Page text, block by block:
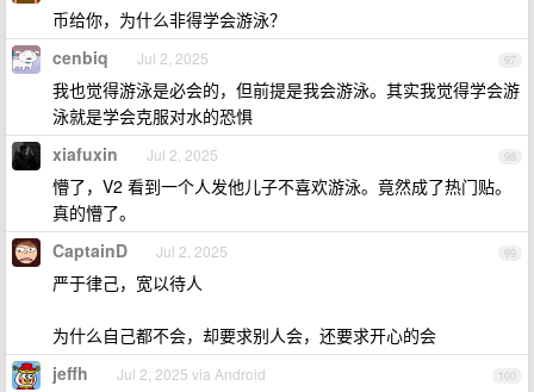
币给你，为什么非得学会游泳？
97
cenbiq Jul 2, 2025
我也觉得游泳是必会的，但前提是我会游泳。其实我觉得学会游
泳就是学会克服对水的恐惧
98
xiafuxin Jul 2, 2025
懵了，V2 看到一个人发他儿子不喜欢游泳。竟然成了热门贴。
真的懵了。
99
CaptainD Jul 2, 2025
严于律己，宽以待人
为什么自己都不会，却要求别人会，还要求开心的会
100
jeffh Jul 2, 2025 via Android